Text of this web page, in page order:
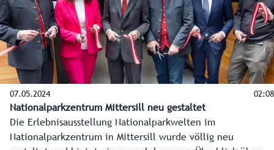
07.05.2024 02:08
Nationalparkzentrum Mittersill neu gestaltet
Die Erlebnisausstellung Nationalparkwelten im
Nationalparkzentrum in Mittersill wurde völlig neu